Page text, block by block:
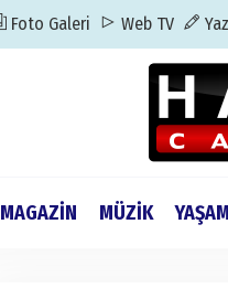
Foto Galeri Web TV
MAGAZİN MÜZİK YAŞAM